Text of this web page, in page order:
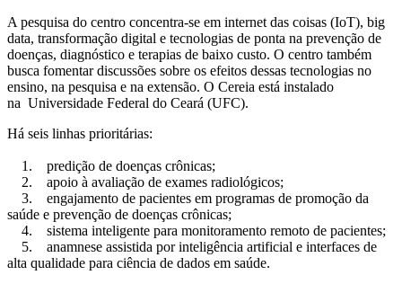
A pesquisa do centro concentra-se em internet das coisas (IoT), big
data, transformação digital e tecnologias de ponta na prevenção de
doenças, diagnóstico e terapias de baixo custo. O centro também
busca fomentar discussões sobre os efeitos dessas tecnologias no
ensino, na pesquisa e na extensão. O Cereia está instalado
na Universidade Federal do Ceará (UFC).
Há seis linhas prioritárias:
1. predição de doenças crônicas;
2. apoio à avaliação de exames radiológicos;
3. engajamento de pacientes em programas de promoção da
saúde e prevenção de doenças crônicas;
4. sistema inteligente para monitoramento remoto de pacientes;
5. anamnese assistida por inteligência artificial e interfaces de
alta qualidade para ciência de dados em saúde.